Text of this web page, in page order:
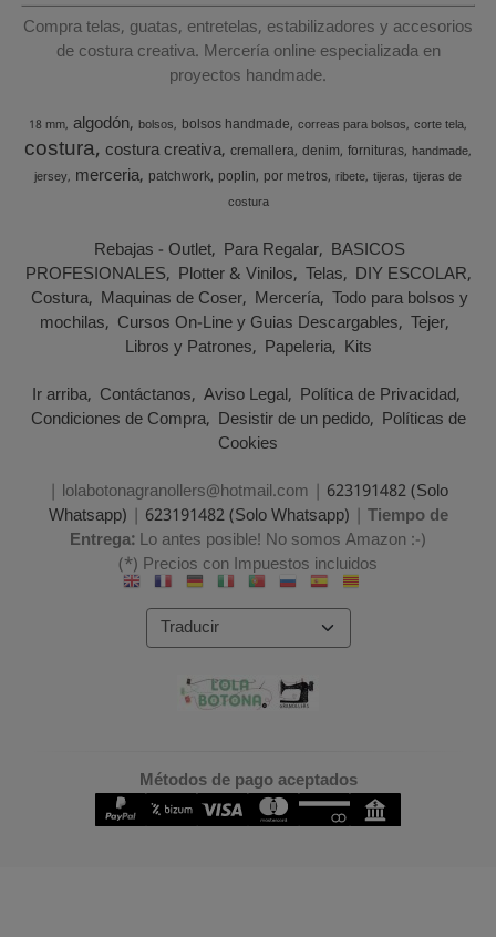
Compra telas, guatas, entretelas, estabilizadores y accesorios
de costura creativa. Mercería online especializada en
proyectos handmade.
18 mm algodón bolsos bolsos handmade correas para bolsos corte tela
costura costura creativa cremallera denim fornituras handmade
jersey merceria patchwork poplin por metros ribete tijeras tijeras de
costura
Rebajas - Outlet Para Regalar BASICOS
PROFESIONALES Plotter & Vinilos Telas DIY ESCOLAR
Costura Maquinas de Coser Mercería Todo para bolsos y
mochilas Cursos On-Line y Guias Descargables Tejer
Libros y Patrones Papeleria Kits
Ir arriba Contáctanos Aviso Legal Política de Privacidad
Condiciones de Compra Desistir de un pedido Políticas de
Cookies
| lolabotonagranollers@hotmail.com | 623191482 (Solo
Whatsapp) | 623191482 (Solo Whatsapp) | Tiempo de
Entrega:Lo antes posible! No somos Amazon :-)
(*) Precios con Impuestos incluidos
Métodos de pago aceptados